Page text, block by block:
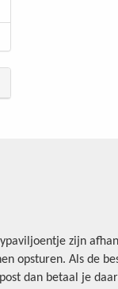
zijn
opsturen. Als de
dan betaal je